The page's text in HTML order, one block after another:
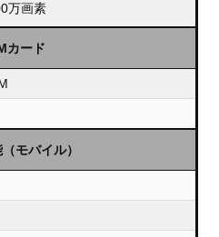
万画素
カード
モバイル）